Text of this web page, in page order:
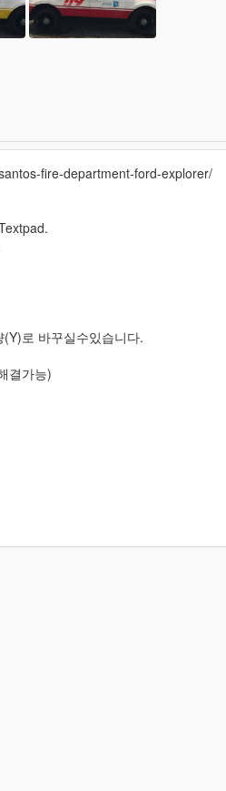
fire-department-ford-explorer/
로 바꾸실수있습니다.
결가능)